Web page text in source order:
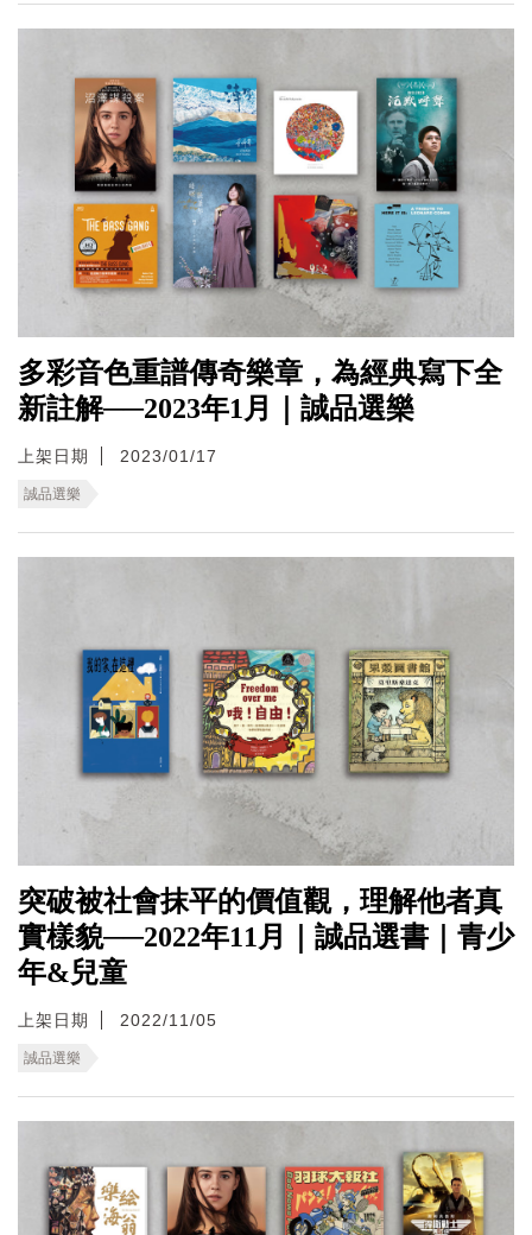
多彩音色重譜傳奇樂章，為經典寫下全
新註解──2023年1月｜誠品選樂
上架日期 2023/01/17
誠品選樂
突破被社會抹平的價值觀，理解他者真
實樣貌──2022年11月｜誠品選書｜青少
年&兒童
上架日期 2022/11/05
誠品選樂